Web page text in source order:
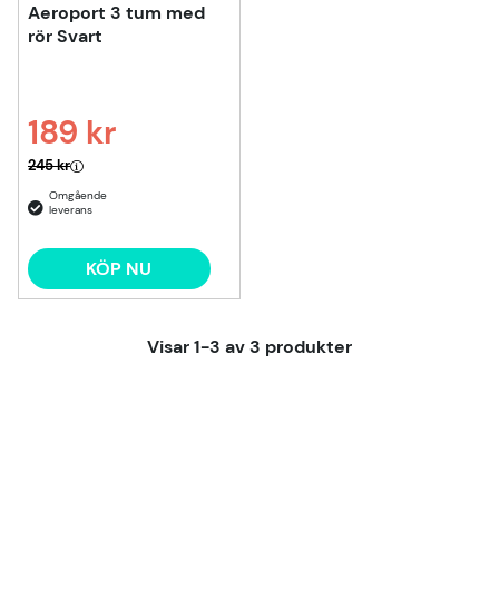
Aeroport 3 tum med
rör Svart
189 kr
Ordinarie pris:
245 kr
KÖP NU
Visar1-3 av3 produkter